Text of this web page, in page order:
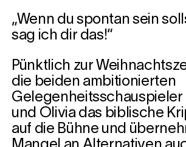
„Wenn du spontan sein
sag ich dir das!“
Pünktlich zur
die beiden ambitionierten
Gelegenheitsschauspieler
und Olivia das biblische
auf die Bühne und